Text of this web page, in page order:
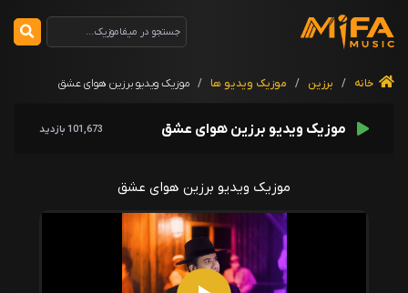
خانه / برزین / موزیک ویدیو ها / موزیک ویدیو برزین هوای عشق
موزیک ویدیو برزین هوای عشق 101,673 بازدید
موزیک ویدیو برزین هوای عشق